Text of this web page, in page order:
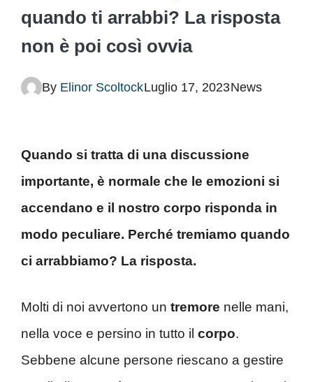
quando ti arrabbi? La risposta
non è poi così ovvia
By Elinor ScoltockLuglio 17, 2023News
Quando si tratta di una discussione
importante, è normale che le emozioni si
accendano e il nostro corpo risponda in
modo peculiare. Perché tremiamo quando
ci arrabbiamo? La risposta.
Molti di noi avvertono un tremore nelle mani,
nella voce e persino in tutto il corpo.
Sebbene alcune persone riescano a gestire